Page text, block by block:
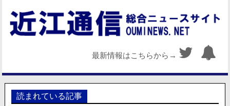
最新情報はこちらから→
読まれている記事